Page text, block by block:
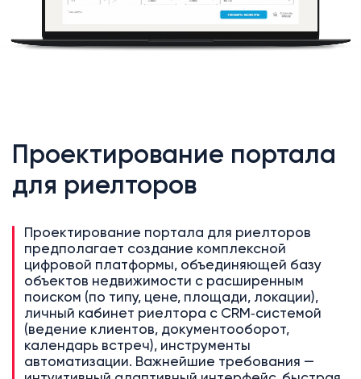
Проектирование портала
для риелторов
Проектирование портала для риелторов
предполагает создание комплексной
цифровой платформы, объединяющей базу
объектов недвижимости с расширенным
поиском (по типу, цене, площади, локации),
личный кабинет риелтора с CRM‑системой
(ведение клиентов, документооборот,
календарь встреч), инструменты
автоматизации. Важнейшие требования —